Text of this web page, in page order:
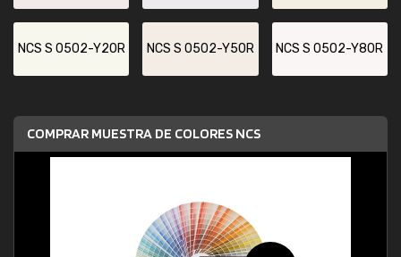
NCS S 0502-Y20R NCS S 0502-Y50R NCS S 0502-Y80R
COMPRAR MUESTRA DE COLORES NCS